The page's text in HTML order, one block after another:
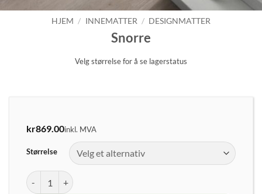
HJEM / INNEMATTER / DESIGNMATTER
Snorre
Velg størrelse for å se lagerstatus
kr869.00inkl. MVA
Størrelse
Snorre antall